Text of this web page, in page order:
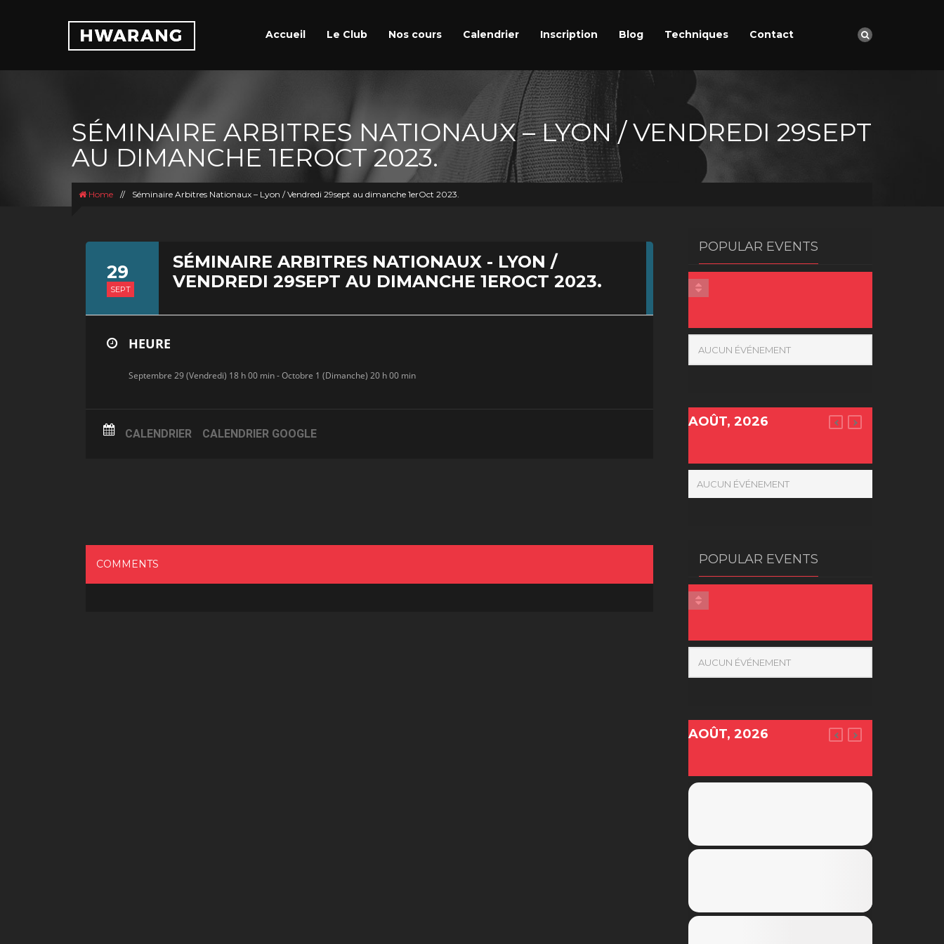
Accueil Le Club Nos cours Calendrier Inscription Blog Techniques Contact
SÉMINAIRE ARBITRES NATIONAUX – LYON / VENDREDI 29SEPT
AU DIMANCHE 1EROCT 2023.
Home // Séminaire Arbitres Nationaux – Lyon / Vendredi 29sept au dimanche 1erOct 2023.
29
SEPT
SÉMINAIRE ARBITRES NATIONAUX - LYON /
VENDREDI 29SEPT AU DIMANCHE 1EROCT 2023.
HEURE
Septembre 29 (Vendredi) 18 h 00 min - Octobre 1 (Dimanche) 20 h 00 min
CALENDRIER CALENDRIER GOOGLE
COMMENTS
POPULAR EVENTS
AUCUN ÉVÉNEMENT
AOÛT, 2026
AUCUN ÉVÉNEMENT
POPULAR EVENTS
AUCUN ÉVÉNEMENT
AOÛT, 2026